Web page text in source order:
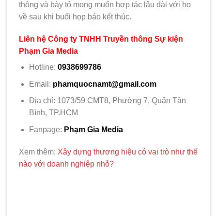
thông và bày tỏ mong muốn hợp tác lâu dài với họ
về sau khi buổi họp báo kết thúc.
Liên hệ Công ty TNHH Truyền thông Sự kiện
Phạm Gia Media
Hotline: 0938699786
Email: phamquocnamt@gmail.com
Địa chỉ: 1073/59 CMT8, Phường 7, Quận Tân
Bình, TP.HCM
Fanpage: Phạm Gia Media
Xem thêm: Xây dựng thương hiệu có vai trò như thế
nào với doanh nghiệp nhỏ?